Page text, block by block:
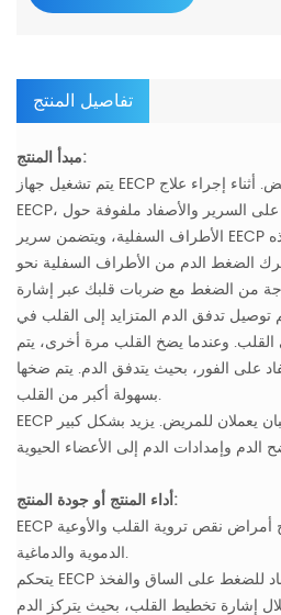
تفاصيل المنتج
مبدأ المنتج:
يتم تشغيل جهاز EECP من خلال نبضات قلب المريض. أثناء إجراء علاج
EECP، سيكون المريض مستلقيًا على السرير والأصفاد ملفوفة حول
الأطراف السفلية، ويتضمن سرير EECP مصدر ضغط ينفخ ويفرغ هذه
الضغط الدم من الأطراف السفلية نحو
من الضغط مع ضربات قلبك عبر إشارة
تدفق الدم المتزايد إلى القلب في
وعندما يضخ القلب مرة أخرى، يتم
الفور، بحيث يتدفق الدم. يتم ضخها
بسهولة أكبر من القلب.
EECP تمامًا مثل القلب الخارجي، قلبان يعملان للمريض. يزيد بشكل كبير
أداء المنتج أو جودة المنتج:
EECP هو جهاز غير جراحي لعلاج أمراض نقص تروية القلب والأوعية
الدموية والدماغية.
يتحكم EECP بشكل متزامن في الأصفاد للضغط على الساق والفخذ
إشارة تخطيط القلب، بحيث يتركز الدم